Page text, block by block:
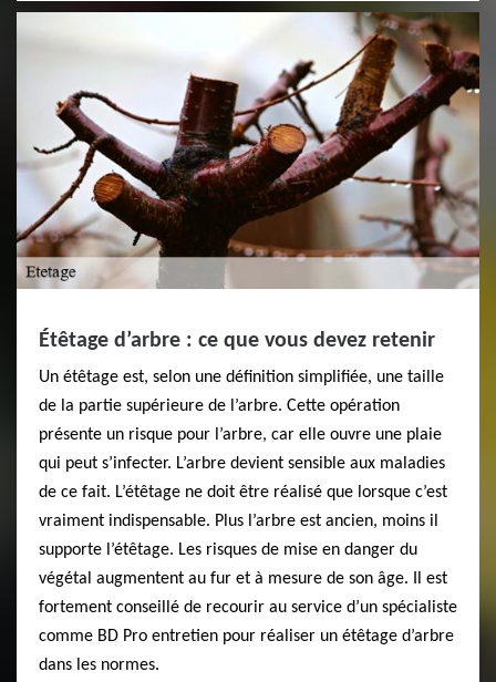
Étêtage d’arbre : ce que vous devez retenir
Un étêtage est, selon une définition simplifiée, une taille
de la partie supérieure de l’arbre. Cette opération
présente un risque pour l’arbre, car elle ouvre une plaie
qui peut s’infecter. L’arbre devient sensible aux maladies
de ce fait. L’étêtage ne doit être réalisé que lorsque c’est
vraiment indispensable. Plus l’arbre est ancien, moins il
supporte l’étêtage. Les risques de mise en danger du
végétal augmentent au fur et à mesure de son âge. Il est
fortement conseillé de recourir au service d’un spécialiste
comme BD Pro entretien pour réaliser un étêtage d’arbre
dans les normes.